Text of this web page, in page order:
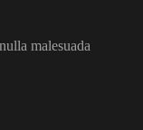
malesuada